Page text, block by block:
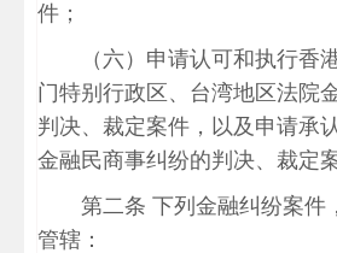
件；
（六）申请认可和执行香
门特别行政区、台湾地区法院
判决、裁定案件，以及申请承
金融民商事纠纷的判决、裁定案
第二条 下列金融纠纷案件
管辖：